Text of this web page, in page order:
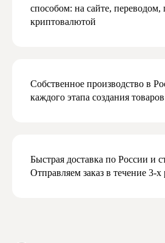
способом: на сайте, переводом,
криптовалютой
Собственное производство в
каждого этапа создания товаров
Быстрая доставка по России и
Отправляем заказ в течение 3-
конфиденциальности
Даю согласие на получение рекламной
и маркетинговой рассылки